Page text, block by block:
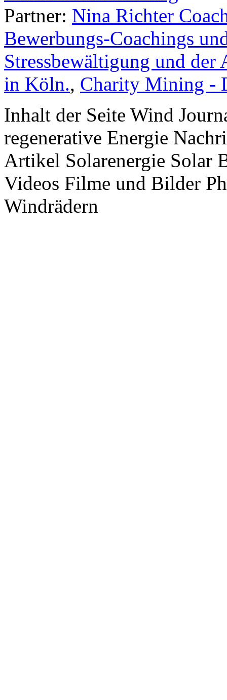
Partner: Nina Richter
Bewerbungs-Coachings
Stressbewältigung und
in Köln., Charity Mining -
Inhalt der Seite Wind
regenerative Energie
Artikel Solarenergie Solar
Videos Filme und Bilder
Windrädern